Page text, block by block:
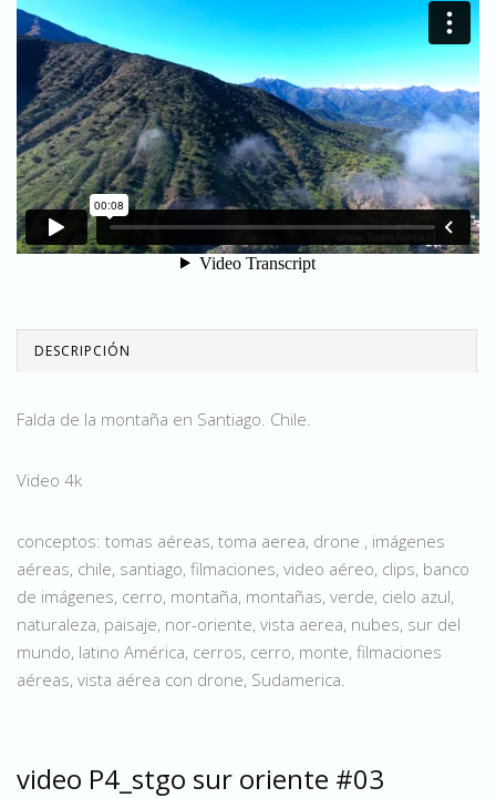
DESCRIPCIÓN
Falda de la montaña en Santiago. Chile.
Video 4k
conceptos: tomas aéreas, toma aerea, drone , imágenes
aéreas, chile, santiago, filmaciones, video aéreo, clips, banco
de imágenes, cerro, montaña, montañas, verde, cielo azul,
naturaleza, paisaje, nor-oriente, vista aerea, nubes, sur del
mundo, latino América, cerros, cerro, monte, filmaciones
aéreas, vista aérea con drone, Sudamerica.
video P4_stgo sur oriente #03